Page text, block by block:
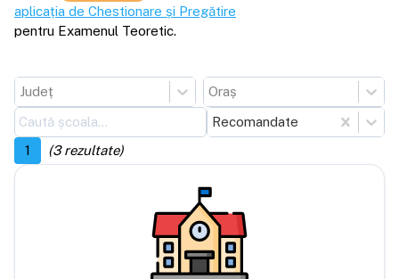
aplicația de Chestionare și Pregătire
pentru Examenul Teoretic.
Județ
Oraș
Recomandate
1
(3rezultate)